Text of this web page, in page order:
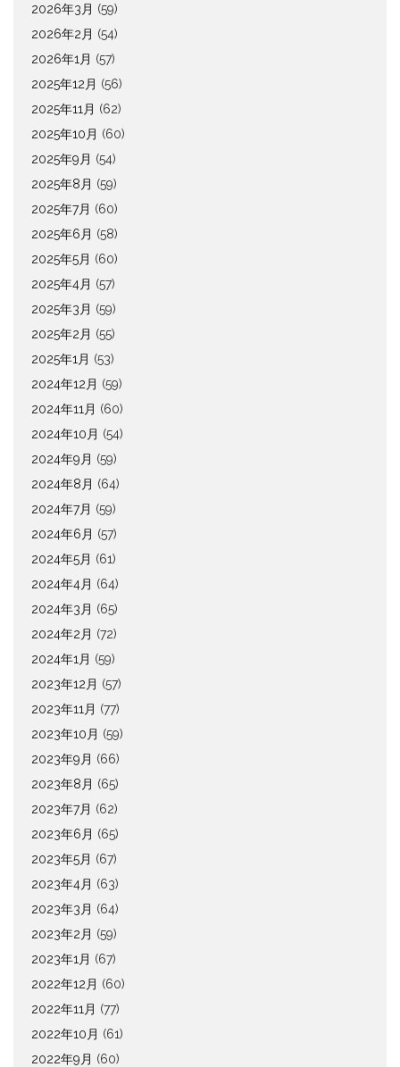
2026年3月 (59)
2026年2月 (54)
2026年1月 (57)
2025年12月 (56)
2025年11月 (62)
2025年10月 (60)
2025年9月 (54)
2025年8月 (59)
2025年7月 (60)
2025年6月 (58)
2025年5月 (60)
2025年4月 (57)
2025年3月 (59)
2025年2月 (55)
2025年1月 (53)
2024年12月 (59)
2024年11月 (60)
2024年10月 (54)
2024年9月 (59)
2024年8月 (64)
2024年7月 (59)
2024年6月 (57)
2024年5月 (61)
2024年4月 (64)
2024年3月 (65)
2024年2月 (72)
2024年1月 (59)
2023年12月 (57)
2023年11月 (77)
2023年10月 (59)
2023年9月 (66)
2023年8月 (65)
2023年7月 (62)
2023年6月 (65)
2023年5月 (67)
2023年4月 (63)
2023年3月 (64)
2023年2月 (59)
2023年1月 (67)
2022年12月 (60)
2022年11月 (77)
2022年10月 (61)
2022年9月 (60)